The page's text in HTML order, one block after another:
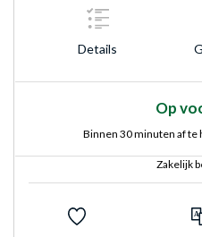
Details
Op
Binnen 30 minuten af te
Zakelijk